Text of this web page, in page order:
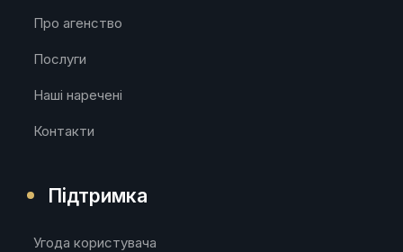
Про агенство
Послуги
Наші наречені
Контакти
Підтримка
Угода користувача